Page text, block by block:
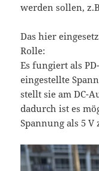
werden sollen,
Das hier
Rolle:
Es fungiert als
eingestellte
stellt sie am DC-
dadurch ist es
Spannung als 5 V